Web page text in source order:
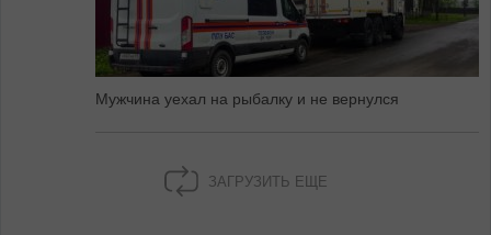
Мужчина уехал на рыбалку и не вернулся
ЗАГРУЗИТЬ ЕЩЕ